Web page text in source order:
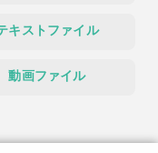
キストファイル
動画ファイル